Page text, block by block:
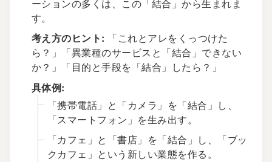
ーションの多くは、この「結合」から生まれま
す。
考え方のヒント: 「これとアレをくっつけた
ら？」「異業種のサービスと「結合」できない
か？」「目的と手段を「結合」したら？」
具体例:
「携帯電話」と「カメラ」を「結合」し、
「スマートフォン」を生み出す。
「カフェ」と「書店」を「結合」し、「ブッ
クカフェ」という新しい業態を作る。